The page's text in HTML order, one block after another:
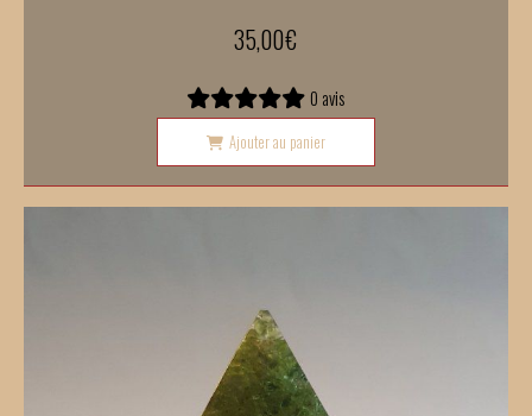
35,00€
0 avis
Ajouter au panier